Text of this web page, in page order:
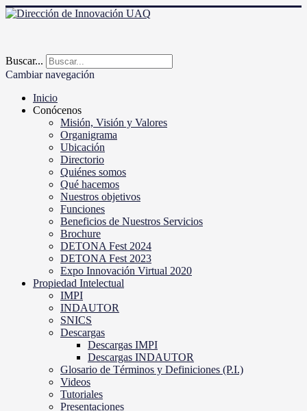
Buscar...
Cambiar navegación
Inicio
Conócenos
Misión, Visión y Valores
Organigrama
Ubicación
Directorio
Quiénes somos
Qué hacemos
Nuestros objetivos
Funciones
Beneficios de Nuestros Servicios
Brochure
DETONA Fest 2024
DETONA Fest 2023
Expo Innovación Virtual 2020
Propiedad Intelectual
IMPI
INDAUTOR
SNICS
Descargas
Descargas IMPI
Descargas INDAUTOR
Glosario de Términos y Definiciones (P.I.)
Videos
Tutoriales
Presentaciones